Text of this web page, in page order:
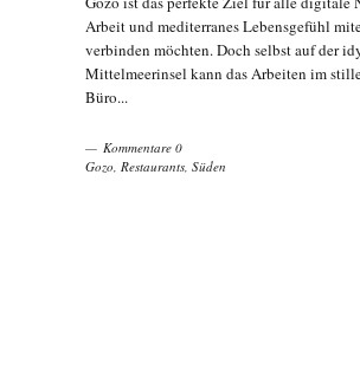
Arbeit und mediterranes Lebensgefühl
verbinden möchten. Doch selbst auf der
Mittelmeerinsel kann das Arbeiten im
Büro...
Kommentare 0
Gozo, Restaurants, Süden